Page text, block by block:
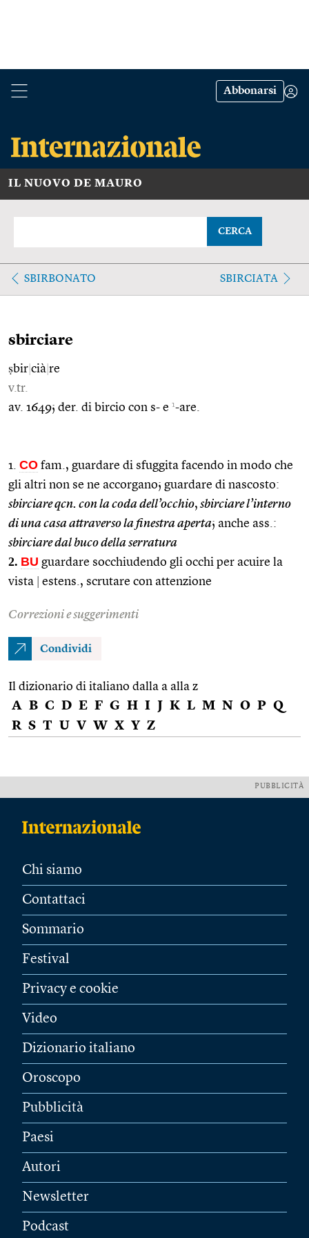
Abbonarsi
IL NUOVO DE MAURO
CERCA
SBIRBONATO SBIRCIATA
sbirciare
ṣbir cià re
v.tr.
av. 1649; der. di bircio con s- e 1-are.
1. CO fam., guardare di sfuggita facendo in modo che
gli altri non se ne accorgano; guardare di nascosto:
sbirciare qcn. con la coda dell’occhio, sbirciare l’interno
di una casa attraverso la finestra aperta; anche ass.:
sbirciare dal buco della serratura
2. BU guardare socchiudendo gli occhi per acuire la
vista
estens., scrutare con attenzione
Correzioni e suggerimenti
Condividi
Il dizionario di italiano dalla a alla z
A B C D E F G H I J K L M N O P Q
R S T U V W X Y Z
PUBBLICITÀ
Chi siamo
Contattaci
Sommario
Festival
Privacy e cookie
Video
Dizionario italiano
Oroscopo
Pubblicità
Paesi
Autori
Newsletter
Podcast